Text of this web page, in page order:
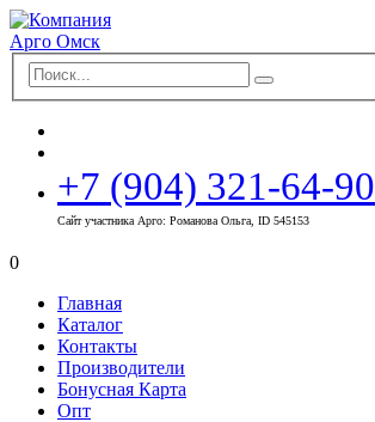
+7 (904) 321-64-90
Сайт участника Арго: Романова Ольга, ID 545153
0
Главная
Каталог
Контакты
Производители
Бонусная Карта
Опт